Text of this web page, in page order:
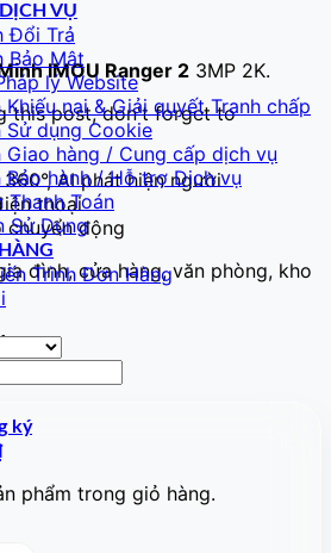
VỤ
Đổi Trả
Bảo Mật
lý Website
Khiếu nại & Giải quyết Tranh chấp
Sử dụng Cookie
Giao hàng / Cung cấp dịch vụ
Bảo hành / Hỗ trợ Dịch vụ
Thanh Toán
Sử Dụng
Trình Đơn Hàng
ký
phẩm trong giỏ hàng.
IMOU Ranger 2 3MP 2K.
this post, don't forget to
AI phát hiện người
thoại
chuyển động
đình, cửa hàng, văn phòng, kho